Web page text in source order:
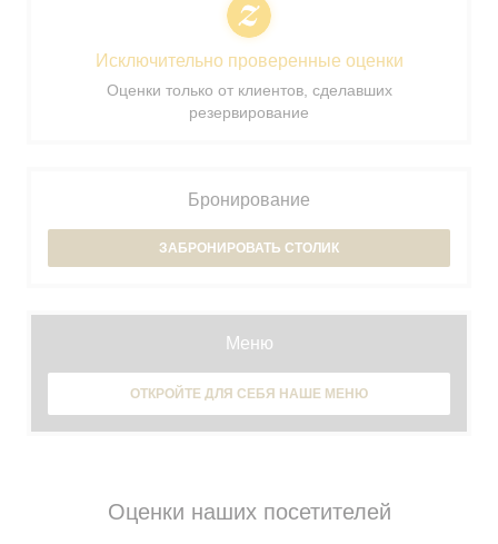
Оценки наших посетителей
Исключительно проверенные оценки
Оценки только от клиентов, сделавших
резервирование
Бронирование
ЗАБРОНИРОВАТЬ СТОЛИК
Меню
ОТКРОЙТЕ ДЛЯ СЕБЯ НАШЕ МЕНЮ